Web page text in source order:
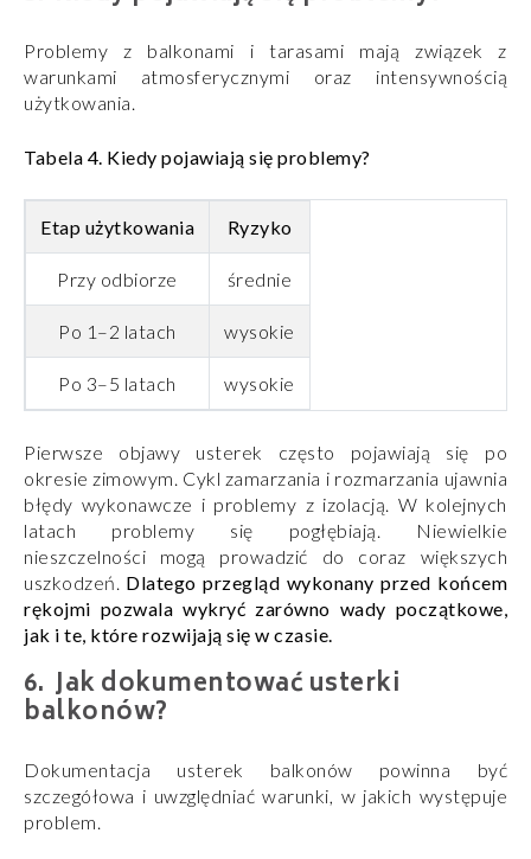
Problemy z balkonami i tarasami mają związek z
warunkami atmosferycznymi oraz intensywnością
użytkowania.
Tabela 4. Kiedy pojawiają się problemy?
Etap użytkowania Ryzyko
Przy odbiorze średnie
Po 1–2 latach wysokie
Po 3–5 latach wysokie
Pierwsze objawy usterek często pojawiają się po
okresie zimowym. Cykl zamarzania i rozmarzania ujawnia
błędy wykonawcze i problemy z izolacją. W kolejnych
latach problemy się pogłębiają. Niewielkie
nieszczelności mogą prowadzić do coraz większych
uszkodzeń. Dlatego przegląd wykonany przed końcem
rękojmi pozwala wykryć zarówno wady początkowe,
jak i te, które rozwijają się w czasie.
Jak dokumentować usterki
balkonów?
Dokumentacja usterek balkonów powinna być
szczegółowa i uwzględniać warunki, w jakich występuje
problem.